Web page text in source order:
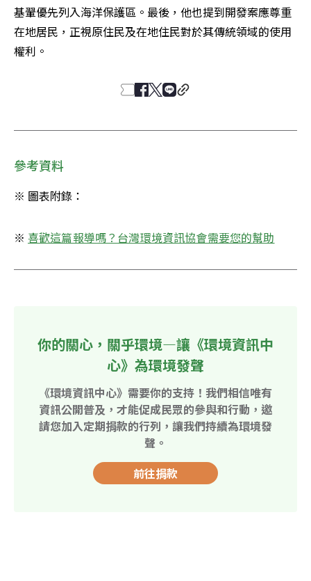
基翬優先列入海洋保護區。最後，他也提到開發案應尊重
在地居民，正視原住民及在地住民對於其傳統領域的使用
權利。
參考資料
※ 圖表附錄：
※ 喜歡這篇報導嗎？台灣環境資訊協會需要您的幫助
你的關心，關乎環境—讓《環境資訊中
心》為環境發聲
《環境資訊中心》需要你的支持！我們相信唯有
資訊公開普及，才能促成民眾的參與和行動，邀
請您加入定期捐款的行列，讓我們持續為環境發
聲。
前往捐款